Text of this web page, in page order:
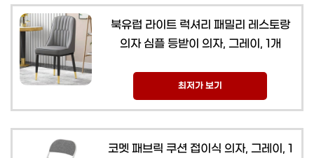
북유럽 라이트 럭셔리 패밀리 레스토랑
의자 심플 등받이 의자, 그레이, 1개
최저가 보기
코멧 패브릭 쿠션 접이식 의자, 그레이, 1